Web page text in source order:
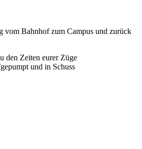
vom Bahnhof zum Campus und zurück
den Zeiten eurer Züge
und in Schuss